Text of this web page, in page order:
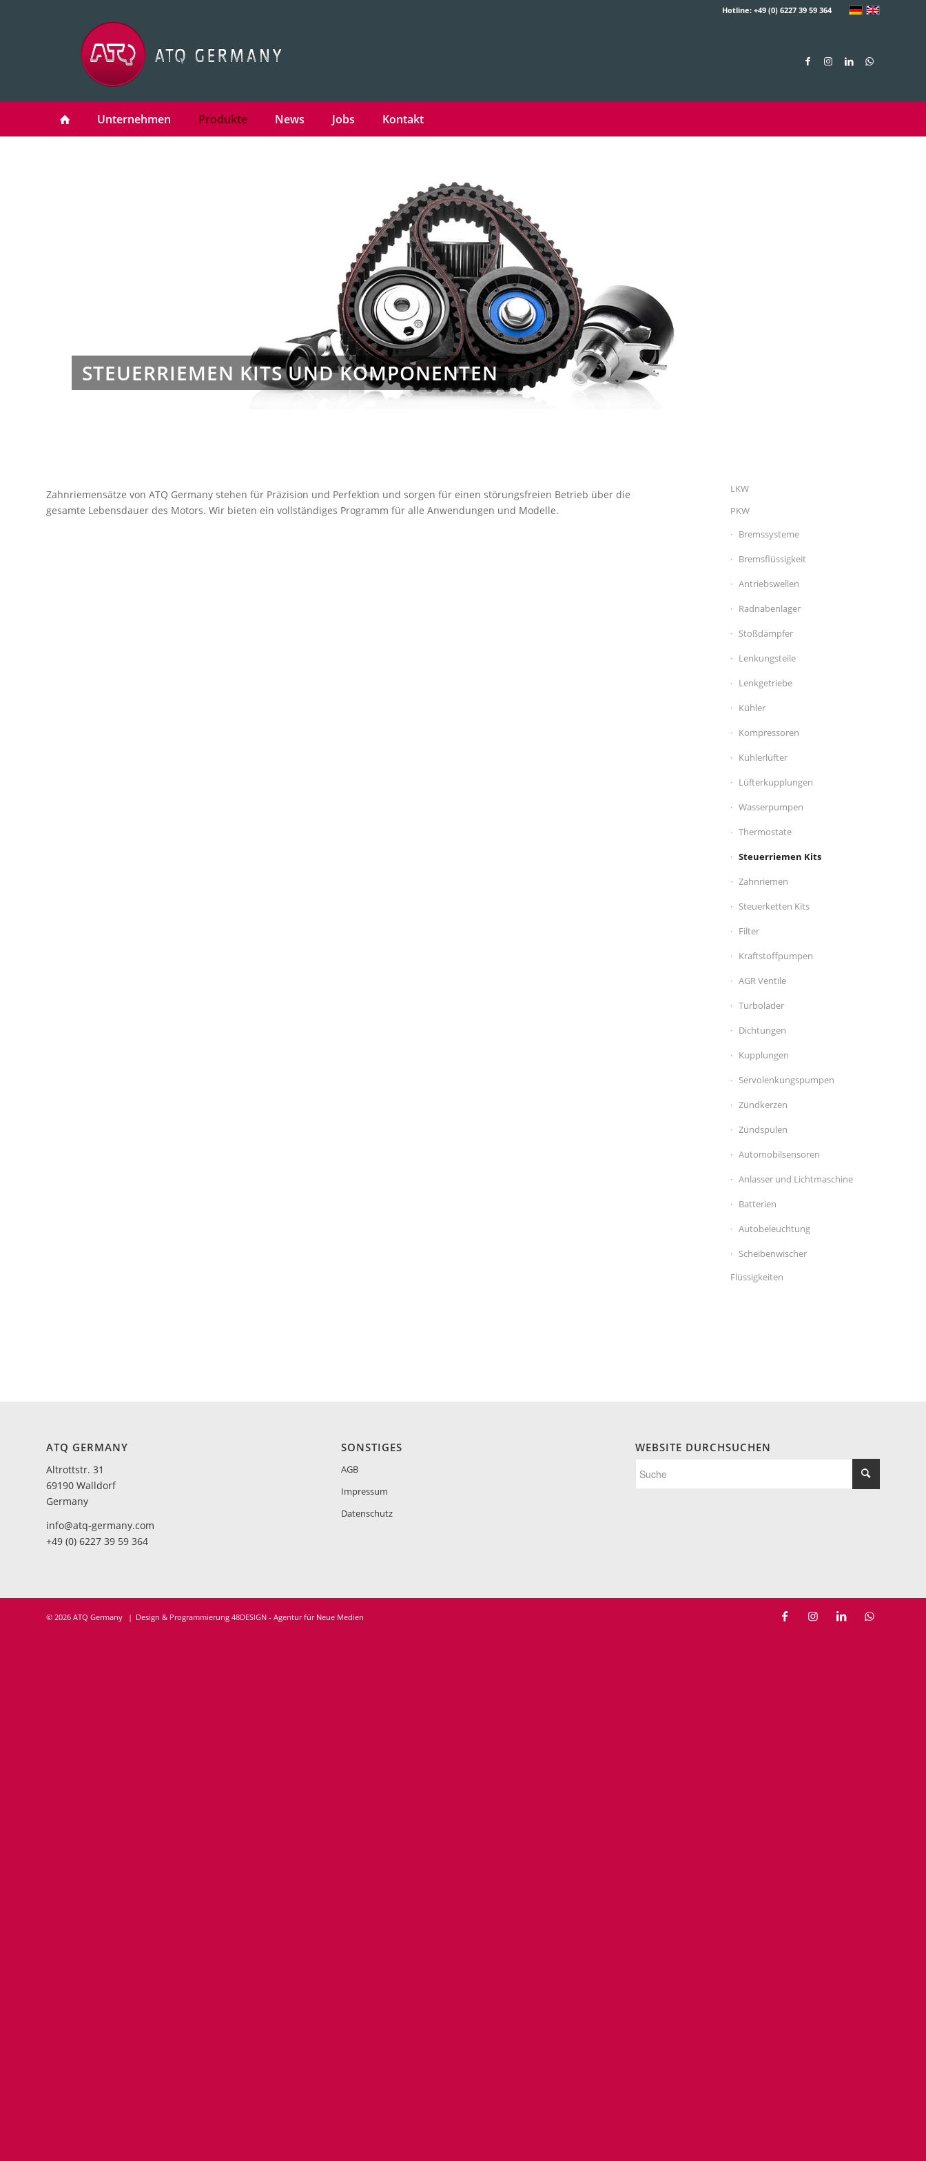
Hotline: +49 (0) 6227 39 59 364
Unternehmen Produkte News Jobs Kontakt
STEUERRIEMEN KITS UND KOMPONENTEN
Zahnriemensätze von ATQ Germany stehen für Präzision und Perfektion und sorgen für einen störungsfreien Betrieb über die
gesamte Lebensdauer des Motors. Wir bieten ein vollständiges Programm für alle Anwendungen und Modelle.
LKW
PKW
Bremssysteme
Bremsflüssigkeit
Antriebswellen
Radnabenlager
Stoßdämpfer
Lenkungsteile
Lenkgetriebe
Kühler
Kompressoren
Kühlerlüfter
Lüfterkupplungen
Wasserpumpen
Thermostate
Steuerriemen Kits
Zahnriemen
Steuerketten Kits
Filter
Kraftstoffpumpen
AGR Ventile
Turbolader
Dichtungen
Kupplungen
Servolenkungspumpen
Zündkerzen
Zündspulen
Automobilsensoren
Anlasser und Lichtmaschine
Batterien
Autobeleuchtung
Scheibenwischer
Flüssigkeiten
ATQ GERMANY
Altrottstr. 31
69190 Walldorf
Germany
info@atq-germany.com
+49 (0) 6227 39 59 364
SONSTIGES
AGB
Impressum
Datenschutz
WEBSITE DURCHSUCHEN
© 2026 ATQ Germany Design & Programmierung 48DESIGN - Agentur für Neue Medien